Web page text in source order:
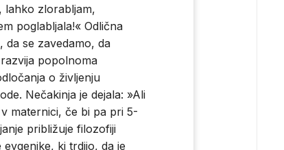
lahko zlorabljam,
poglabljala!« Odlična
da se zavedamo, da
popolnoma
o življenju
Nečakinja je dejala: »Ali
maternici, če bi pa pri 5-
približuje filozofiji
ki trdijo, da je